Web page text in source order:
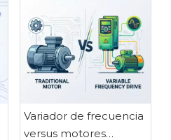
Variador de frecuencia
versus motores